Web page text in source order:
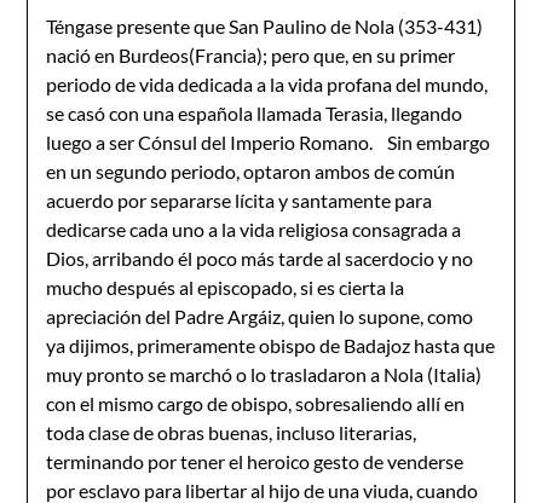
Téngase presente que San Paulino de Nola (353-431)
nació en Burdeos(Francia); pero que, en su primer
periodo de vida dedicada a la vida profana del mundo,
se casó con una española llamada Terasia, llegando
luego a ser Cónsul del Imperio Romano. Sin embargo
en un segundo periodo, optaron ambos de común
acuerdo por separarse lícita y santamente para
dedicarse cada uno a la vida religiosa consagrada a
Dios, arribando él poco más tarde al sacerdocio y no
mucho después al episcopado, si es cierta la
apreciación del Padre Ar­gáiz, quien lo supone, como
ya dijimos, primeramente obispo de Badajoz hasta que
muy pronto se marchó o lo trasladaron a Nola (Italia)
con el mismo cargo de obispo, sobresa­liendo allí en
toda clase de obras buenas, incluso literarias,
terminando por tener el heroico gesto de venderse
por esclavo para libertar al hijo de una viuda, cuando